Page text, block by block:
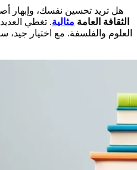
هل تريد تحسين نفسك، وإبهار
الثقافة العامة مثالية. تغطي
العلوم والفلسفة. مع اختيار جيد،